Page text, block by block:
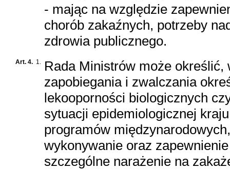
- mając na względzie
chorób zakaźnych, potrzeby
zdrowia publicznego.
Art. 4. 1. Rada Ministrów może
zapobiegania i zwalczania
lekooporności biologicznych
sytuacji epidemiologicznej
programów
wykonywanie oraz
szczególne narażenie na